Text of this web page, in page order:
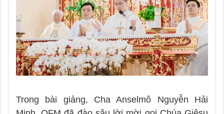
Trong bài giảng, Cha Anselmô Nguyễn Hải